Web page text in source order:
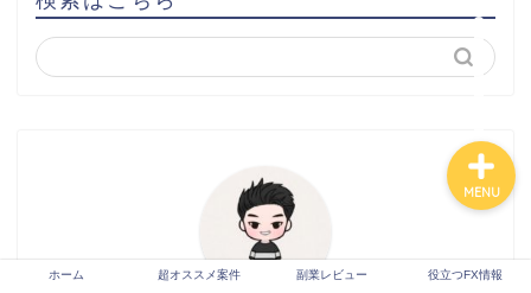
ホーム 超オススメ案件 副業レビュー 役立つFX情報
MENU